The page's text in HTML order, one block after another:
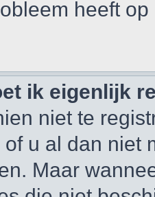
heeft
ik eigenlijk
niet te
u al dan niet
Maar